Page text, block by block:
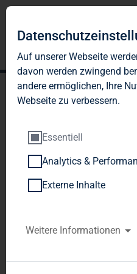
DGAP-DD:
AG deutsch
Auf unserer Webseite
davon werden zwingend
andere ermöglichen, Ihre
Webseite zu verbessern.
Essentiell
Analytics &
Externe Inhalte
Weitere Informationen